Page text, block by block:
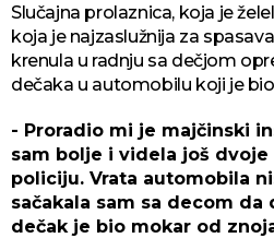
Slučajna prolaznica, koja je
koja je najzaslužnija za
krenula u radnju sa dečjom
dečaka u automobilu koji je
- Proradio mi je majčinski
sam bolje i videla još dvoje
policiju. Vrata automobila
sačakala sam sa decom
dečak je bio mokar od